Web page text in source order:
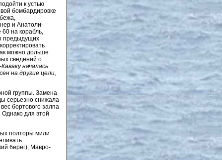
к устью
бомбардировке
и Анатоли-
на корабль,
предыдущих
можно дольше
сведений о
началась
на другие цели,
группы. Замена
серьезно снижала
бортового залпа
Однако для этой
полторы мили
берег), Мавро-